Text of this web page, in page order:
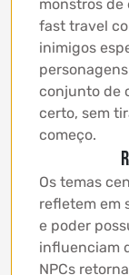
monstros de
fast travel
inimigos
conjunto de
certo, sem
começo.
Os temas
refletem em
e poder
influenciam
NPCs